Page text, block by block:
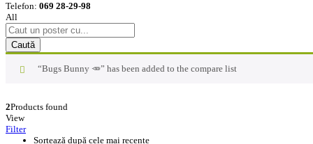
Telefon: 069 28-29-98
All
Caută
“Bugs Bunny 🥕” has been added to the compare list
2Products found
View
Filter
Sortează după cele mai recente